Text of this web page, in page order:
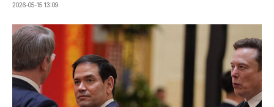
2026-05-15 13:09